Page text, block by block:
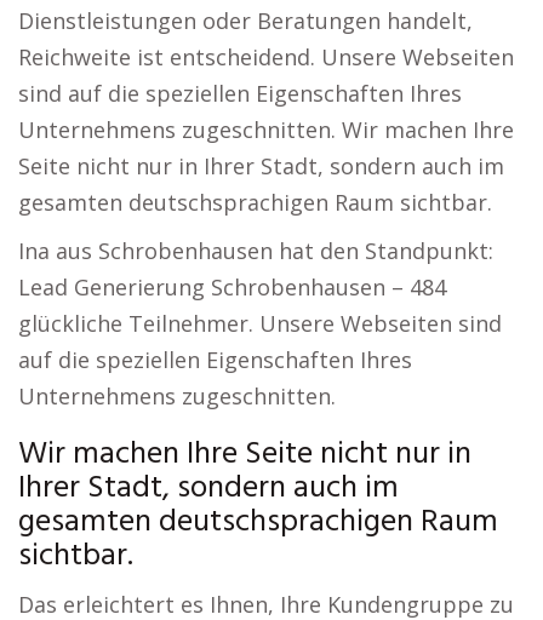
Dienstleistungen oder Beratungen handelt,
Reichweite ist entscheidend. Unsere Webseiten
sind auf die speziellen Eigenschaften Ihres
Unternehmens zugeschnitten. Wir machen Ihre
Seite nicht nur in Ihrer Stadt, sondern auch im
gesamten deutschsprachigen Raum sichtbar.
Ina aus Schrobenhausen hat den Standpunkt:
Lead Generierung Schrobenhausen – 484
glückliche Teilnehmer. Unsere Webseiten sind
auf die speziellen Eigenschaften Ihres
Unternehmens zugeschnitten.
Wir machen Ihre Seite nicht nur in
Ihrer Stadt, sondern auch im
gesamten deutschsprachigen Raum
sichtbar.
Das erleichtert es Ihnen, Ihre Kundengruppe zu